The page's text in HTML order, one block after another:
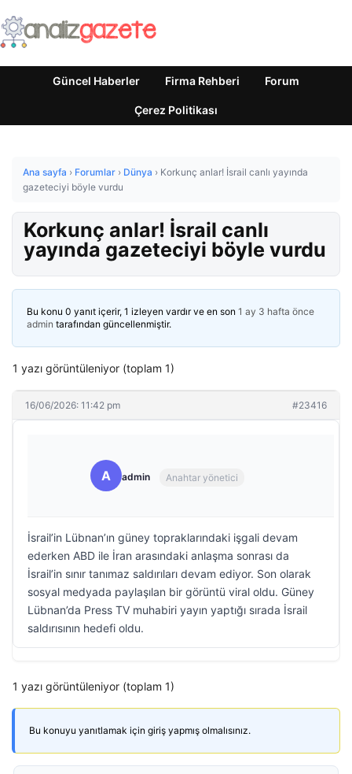
Güncel Haberler Firma Rehberi Forum
Çerez Politikası
Ana sayfa › Forumlar › Dünya › Korkunç anlar! İsrail canlı yayında
gazeteciyi böyle vurdu
Korkunç anlar! İsrail canlı
yayında gazeteciyi böyle vurdu
Bu konu 0 yanıt içerir, 1 izleyen vardır ve en son 1 ay 3 hafta önce
admin tarafından güncellenmiştir.
1 yazı görüntüleniyor (toplam 1)
16/06/2026: 11:42 pm #23416
A admin Anahtar yönetici
İsrail’in Lübnan’ın güney topraklarındaki işgali devam
ederken ABD ile İran arasındaki anlaşma sonrası da
İsrail’in sınır tanımaz saldırıları devam ediyor. Son olarak
sosyal medyada paylaşılan bir görüntü viral oldu. Güney
Lübnan’da Press TV muhabiri yayın yaptığı sırada İsrail
saldırısının hedefi oldu.
1 yazı görüntüleniyor (toplam 1)
Bu konuyu yanıtlamak için giriş yapmış olmalısınız.